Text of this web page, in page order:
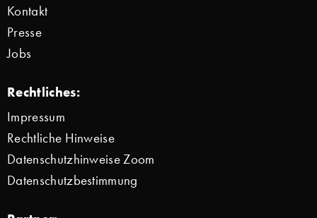
Kontakt
Presse
Jobs
Rechtliches:
Impressum
Rechtliche Hinweise
Datenschutzhinweise Zoom
Datenschutzbestimmung